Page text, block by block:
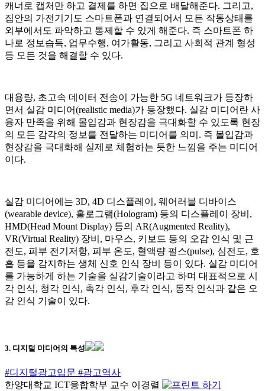
캐너로 캡처만 하고 결제를 하면 집으로 배달해준다. 그리고,
집안의 가전기기도 스마트폰과 연결되어서 모든 작동상태를
외부에서도 파악하고 통제할 수 있게 해준다. 즉 스마트폰 하
나로 정보습득, 업무수행, 여가활동, 그리고 사회적 관계 형성
등 모든 것을 해결할 수 있다.
대용량, 초고속 데이터 전송이 가능한 5G 네트워크가 등장하
면서 실감 미디어(realistic media)가 등장했다. 실감 미디어란 사
용자 만족을 위해 몰입감과 현장감을 극대화할 수 있도록 현장
의 모든 감각의 정보를 전달하는 미디어를 의미. 즉 몰입감과
현장감을 극대화해 실제로 체험하는 듯한 느낌을 주는 미디어
이다.
실감 미디어에는 3D, 4D 디스플레이, 웨어러블 디바이스
(wearable device), 홀로그램(Hologram) 등의 디스플레이 장비,
HMD(Head Mount Display) 등의 AR(Augmented Reality),
VR(Virtual Reality) 장비, 마우스, 키보드 등의 오감 인식 및 근
전도, 피부 전기저항, 피부 온도, 혈액량 펄스(pulse), 심전도, 호
흡 등을 감지하는 생체 신호 인식 장비 등이 있다. 실감 미디어
를 가능하게 하는 기술을 실감기술이라고 하며 대표적으로 시
각 인식, 청각 인식, 촉각 인식, 후각 인식, 동작 인식과 같은 오
감 인식 기술이 있다.
3. 디지털 미디어의 특성
#디지털광고입문 #광고역사
한양대학교 ICT융합학부 교수 이경렬